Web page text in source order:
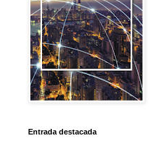
Entrada destacada